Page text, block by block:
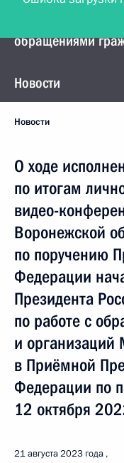
Управление
обращениями
Новости
Новости
О ходе
по итогам
видео-
Воронежской
по поручению
Федерации
Президента
по работе с
и
в Приёмной
Федерации по
12 октября
21 августа 2023 года